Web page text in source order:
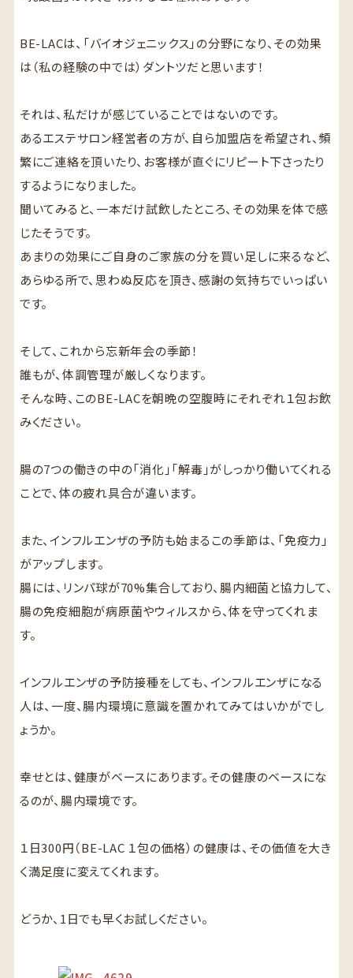
BE-LACは、「バイオジェニックス」の分野になり、その効果
は（私の経験の中では）ダントツだと思います！
それは、私だけが感じていることではないのです。
あるエステサロン経営者の方が、自ら加盟店を希望され、頻
繁にご連絡を頂いたり、お客様が直ぐにリピート下さったり
するようになりました。
聞いてみると、一本だけ試飲したところ、その効果を体で感
じたそうです。
あまりの効果にご自身のご家族の分を買い足しに来るなど、
あらゆる所で、思わぬ反応を頂き、感謝の気持ちでいっぱい
です。
そして、これから忘新年会の季節！
誰もが、体調管理が厳しくなります。
そんな時、このBE-LACを朝晩の空腹時にそれぞれ１包お飲
みください。
腸の7つの働きの中の「消化」「解毒」がしっかり働いてくれる
ことで、体の疲れ具合が違います。
また、インフルエンザの予防も始まるこの季節は、「免疫力」
がアップします。
腸には、リンパ球が70%集合しており、腸内細菌と協力して、
腸の免疫細胞が病原菌やウィルスから、体を守ってくれま
す。
インフルエンザの予防接種をしても、インフルエンザになる
人は、一度、腸内環境に意識を置かれてみてはいかがでし
ょうか。
幸せとは、健康がベースにあります。その健康のベースにな
るのが、腸内環境です。
１日300円（BE-LAC １包の価格）の健康は、その価値を大き
く満足度に変えてくれます。
どうか、1日でも早くお試しください。